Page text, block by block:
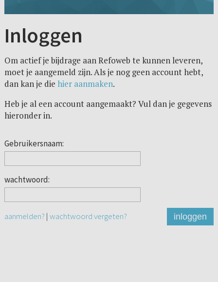
Inloggen
Om actief je bijdrage aan Refoweb te kunnen leveren,
moet je aangemeld zijn. Als je nog geen account hebt,
dan kan je die hier aanmaken.
Heb je al een account aangemaakt? Vul dan je gegevens
hieronder in.
Gebruikersnaam:
wachtwoord:
aanmelden? | wachtwoord vergeten? inloggen